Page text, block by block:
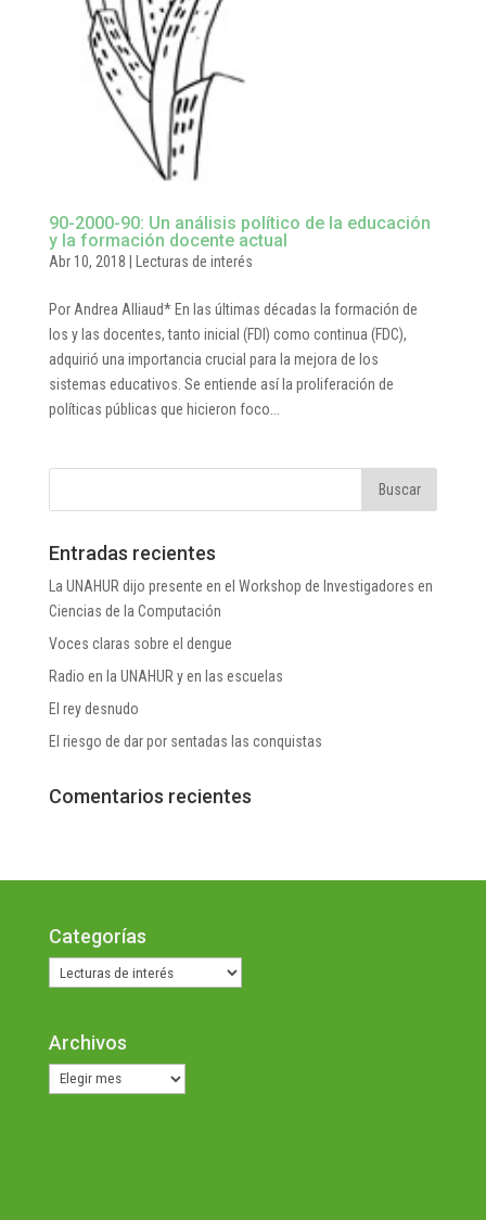
90-2000-90: Un análisis político de la educación
y la formación docente actual
Abr 10, 2018 Lecturas de interés
Por Andrea Alliaud* En las últimas décadas la formación de
los y las docentes, tanto inicial (FDI) como continua (FDC),
adquirió una importancia crucial para la mejora de los
sistemas educativos. Se entiende así la proliferación de
políticas públicas que hicieron foco...
Entradas recientes
La UNAHUR dijo presente en el Workshop de Investigadores en
Ciencias de la Computación
Voces claras sobre el dengue
Radio en la UNAHUR y en las escuelas
El rey desnudo
El riesgo de dar por sentadas las conquistas
Comentarios recientes
Categorías
Categorías
Archivos
Archivos